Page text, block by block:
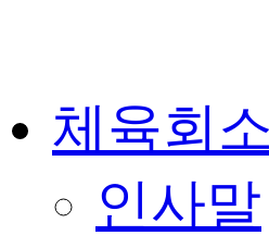
너
체육회
인사말